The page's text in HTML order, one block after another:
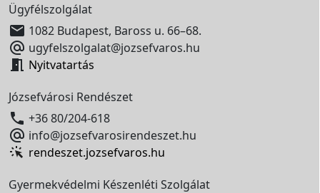
Ügyfélszolgálat
 1082 Budapest, Baross u. 66–68.
 ugyfelszolgalat@jozsefvaros.hu
 Nyitvatartás
Józsefvárosi Rendészet
 +36 80/204-618
 info@jozsefvarosirendeszet.hu
rendeszet.jozsefvaros.hu
Gyermekvédelmi Készenléti Szolgálat